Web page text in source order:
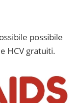
possibile
HCV gratuiti.